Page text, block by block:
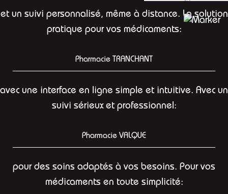
et un suivi personnalisé, même à distance. La solution
pratique pour vos médicaments:
Pharmacie TRANCHANT
avec une interface en ligne simple et intuitive. Avec un
suivi sérieux et professionnel:
Pharmacie VALQUE
pour des soins adaptés à vos besoins. Pour vos
médicaments en toute simplicité: